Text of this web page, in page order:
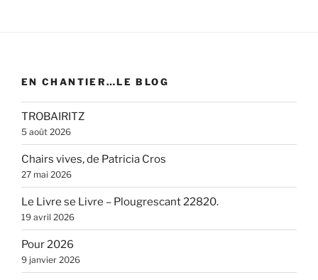
EN CHANTIER…LE BLOG
TROBAIRITZ
5 août 2026
Chairs vives, de Patricia Cros
27 mai 2026
Le Livre se Livre – Plougrescant 22820.
19 avril 2026
Pour 2026
9 janvier 2026